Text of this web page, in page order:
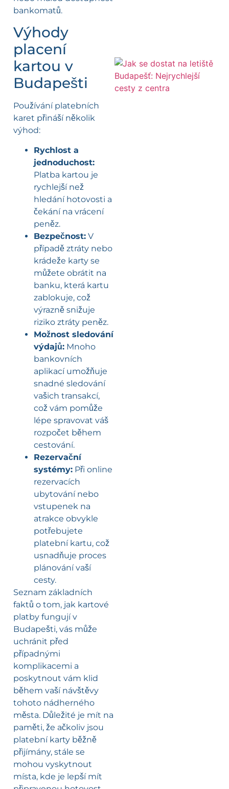
bankomatů.
Výhody
placení
kartou v
Budapešti
Používání platebních
karet přináší několik
výhod:
Rychlost a
jednoduchost:
Platba kartou je
rychlejší než
hledání hotovosti a
čekání na vrácení
peněz.
Bezpečnost: V
případě ztráty nebo
krádeže karty se
můžete obrátit na
banku, která kartu
zablokuje, což
výrazně snižuje
riziko ztráty peněz.
Možnost sledování
výdajů: Mnoho
bankovních
aplikací umožňuje
snadné sledování
vašich transakcí,
což vám pomůže
lépe spravovat váš
rozpočet během
cestování.
Rezervační
systémy: Při online
rezervacích
ubytování nebo
vstupenek na
atrakce obvykle
potřebujete
platební kartu, což
usnadňuje proces
plánování vaší
cesty.
Seznam základních
faktů o tom, jak kartové
platby fungují v
Budapešti, vás může
uchránit před
případnými
komplikacemi a
poskytnout vám klid
během vaší návštěvy
tohoto nádherného
města. Důležité je mít na
paměti, že ačkoliv jsou
platební karty běžně
přijímány, stále se
mohou vyskytnout
místa, kde je lepší mít